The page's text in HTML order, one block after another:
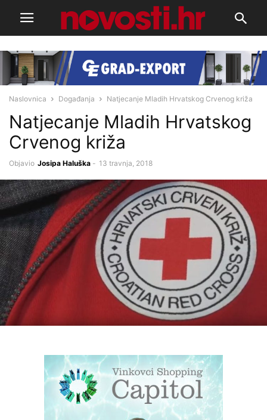
Naslovnica Događanja Natjecanje Mladih Hrvatskog Crvenog križa
Natjecanje Mladih Hrvatskog
Crvenog križa
Objavio Josipa Haluška - 13 travnja, 2018